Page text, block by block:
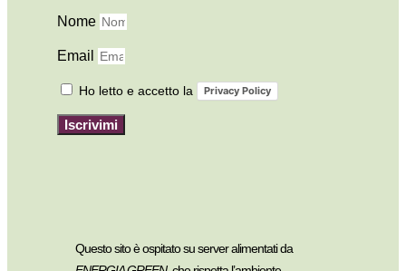
Nome
Email
Ho letto e accetto la Privacy Policy
Iscrivimi
Questo sito è ospitato su server alimentati da